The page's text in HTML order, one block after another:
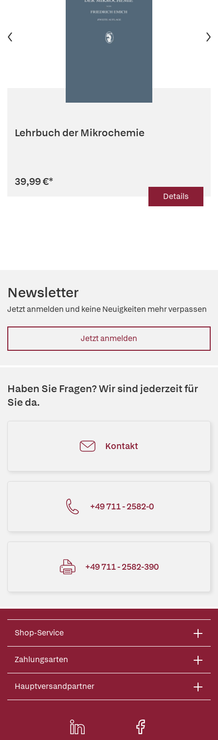
Lehrbuch der Mikrochemie
39,99 €*
Details
Newsletter
Jetzt anmelden und keine Neuigkeiten mehr verpassen
Jetzt anmelden
Haben Sie Fragen? Wir sind jederzeit für
Sie da.
Kontakt
+49 711 - 2582-0
+49 711 - 2582-390
Shop-Service
Zahlungsarten
Hauptversandpartner